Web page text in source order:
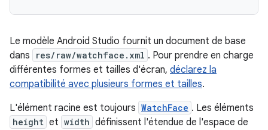
Le modèle Android Studio fournit un document de base
dans
res/raw/watchface.xml . Pour prendre en charge
différentes formes et tailles d'écran, déclarez la
compatibilité avec plusieurs formes et tailles.
L'élément racine est toujours WatchFace . Les éléments
height et width définissent l'étendue de l'espace de